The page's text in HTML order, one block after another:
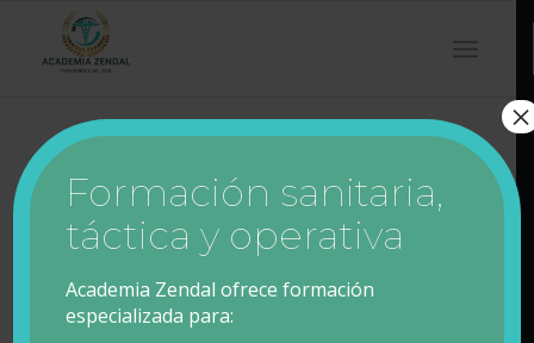
Formación sanitaria,
táctica y operativa
Academia Zendal ofrece formación
especializada para:
×